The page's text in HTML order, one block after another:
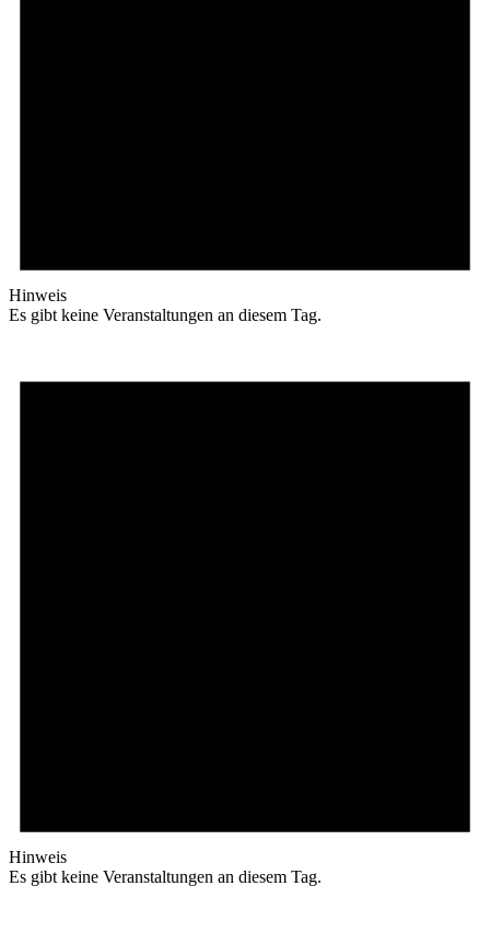
Hinweis
Es gibt keine Veranstaltungen an diesem Tag.
Hinweis
Es gibt keine Veranstaltungen an diesem Tag.